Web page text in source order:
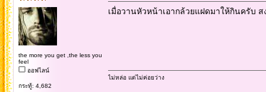
the more you get ,the less you
feel
ออฟไลน์
กระทู้: 4,682
เมื่อวานหัวหน้าเอากล้วยแฝดมาให้กินครับ
ไม่หล่อ แต่ไม่ค่อยว่าง